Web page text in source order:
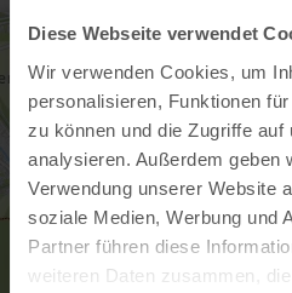
Diese Webseite verwendet
Wir verwenden Cookies, um
personalisieren, Funktionen
zu können und die Zugriffe auf
analysieren. Außerdem geben
Verwendung unserer Website
soziale Medien, Werbung und
Partner führen diese
weiteren Daten zusammen,